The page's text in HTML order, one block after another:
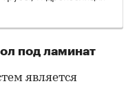
под ламинат
является